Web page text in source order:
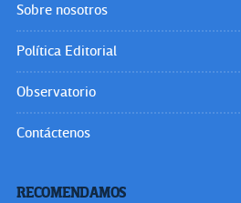
Sobre nosotros
Política Editorial
Observatorio
Contáctenos
RECOMENDAMOS